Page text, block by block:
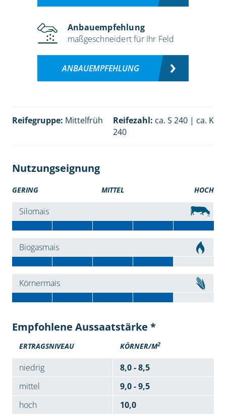
Anbauempfehlung
maßgeschneidert für Ihr Feld
ANBAUEMPFEHLUNG
Reifegruppe: Mittelfrüh Reifezahl: ca. S 240 | ca. K
240
Nutzungseignung
GERING MITTEL HOCH
Silomais
Biogasmais
Körnermais
Empfohlene Aussaatstärke *
ERTRAGSNIVEAU KÖRNER/M2
niedrig
8,0 - 8,5
mittel
9,0 - 9,5
hoch
10,0